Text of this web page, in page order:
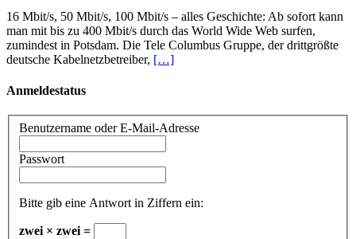
16 Mbit/s, 50 Mbit/s, 100 Mbit/s – alles Geschichte: Ab sofort kann
man mit bis zu 400 Mbit/s durch das World Wide Web surfen,
zumindest in Potsdam. Die Tele Columbus Gruppe, der drittgrößte
deutsche Kabelnetzbetreiber, […]
Anmeldestatus
Benutzername oder E-Mail-Adresse
Passwort
Bitte gib eine Antwort in Ziffern ein:
zwei × zwei =